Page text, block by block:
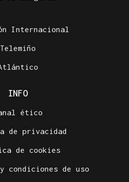
Internacional
Telemiño
INFO
ético
de privacidad
de cookies
condiciones de uso